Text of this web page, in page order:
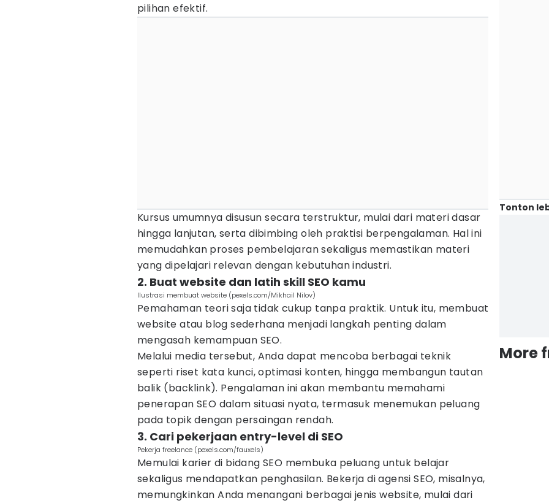
pilihan efektif.
Kursus umumnya disusun secara terstruktur, mulai dari materi dasar
hingga lanjutan, serta dibimbing oleh praktisi berpengalaman. Hal ini
memudahkan proses pembelajaran sekaligus memastikan materi
yang dipelajari relevan dengan kebutuhan industri.
2. Buat website dan latih skill SEO kamu
Ilustrasi membuat website (pexels.com/Mikhail Nilov)
Pemahaman teori saja tidak cukup tanpa praktik. Untuk itu, membuat
website atau blog sederhana menjadi langkah penting dalam
mengasah kemampuan SEO.
Melalui media tersebut, Anda dapat mencoba berbagai teknik
seperti riset kata kunci, optimasi konten, hingga membangun tautan
balik (backlink). Pengalaman ini akan membantu memahami
penerapan SEO dalam situasi nyata, termasuk menemukan peluang
pada topik dengan persaingan rendah.
3. Cari pekerjaan entry-level di SEO
Pekerja freelance (pexels.com/fauxels)
Memulai karier di bidang SEO membuka peluang untuk belajar
sekaligus mendapatkan penghasilan. Bekerja di agensi SEO, misalnya,
memungkinkan Anda menangani berbagai jenis website, mulai dari
Tonton
More